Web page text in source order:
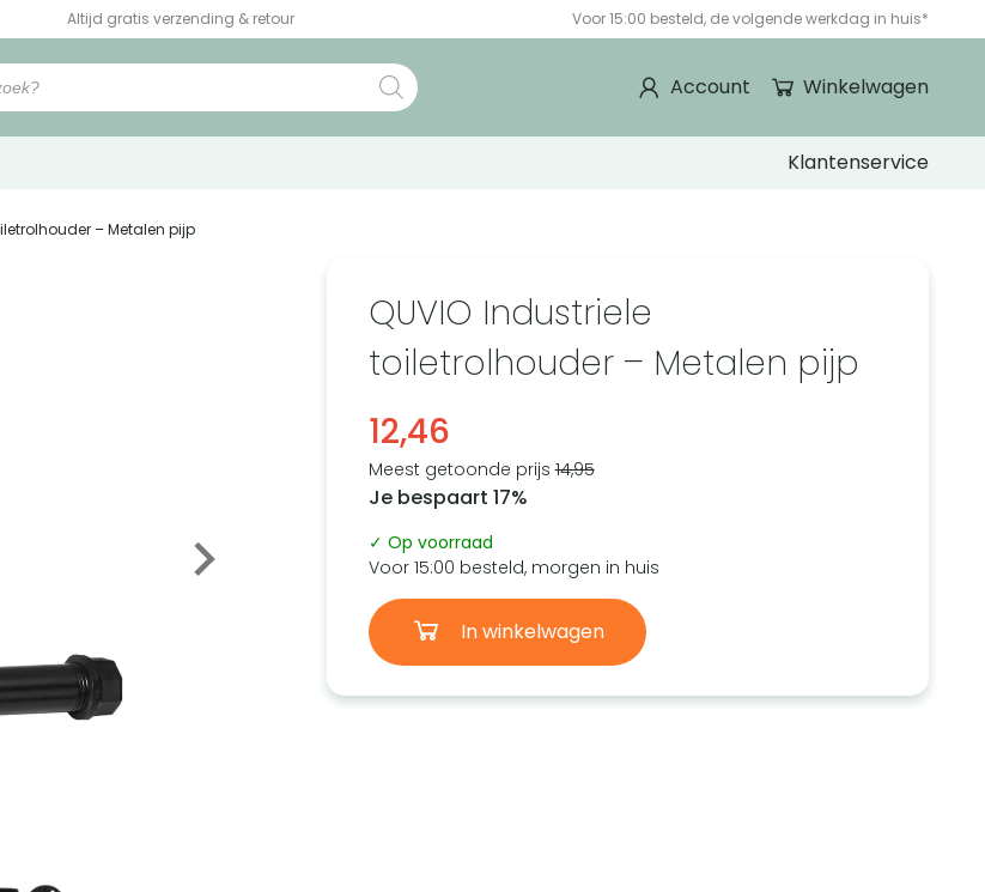
Altijd gratis verzending & retour Voor 15:00 besteld, de volgende werkdag in huis*
Winkelwagen
Account
Klantenservice
– Metalen pijp
QUVIO Industriele
toiletrolhouder – Metalen pijp
12,46
Meest getoonde prijs14,95
Je bespaart 17%
✓ Op voorraad
Voor 15:00 besteld, morgen in huis
In winkelwagen